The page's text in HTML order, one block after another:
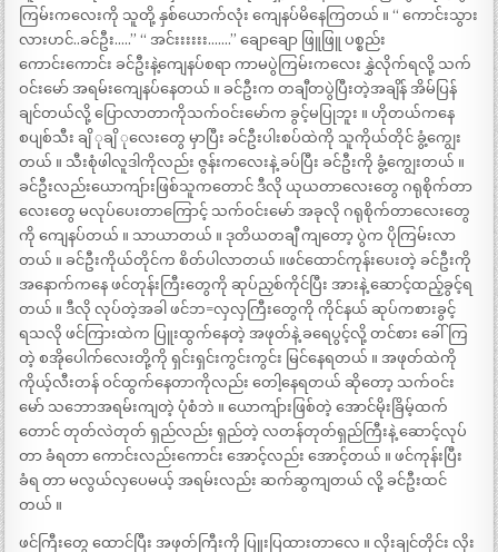
ကြမ်းကလေးကို သူတို့ နှစ်ယောက်လုံး ကျေနပ်မိနေကြတယ် ။ “ ကောင်းသွား
လားဟင်..ခင်ဦး…..” “ အင်းးးးးး…….” ချောချော ဖြူဖြူ ပစ္စည်း
ကောင်းကောင်း ခင်ဦးနဲ့ကျေနပ်စရာ ကာမပွဲကြမ်းကလေး နွှဲလိုက်ရလို့ သက်
ဝင်းမော် အရမ်းကျေနပ်နေတယ် ။ ခင်ဦးက တချီတပွဲပြီးတဲ့အချိန် အိမ်ပြန်
ချင်တယ်လို့ ပြောလာတာကိုသက်ဝင်းမော်က ခွင့်မပြုဘူး ။ ဟိုတယ်ကနေ
စပျစ်သီး ချိ ုချိ ုလေးတွေ မှာပြီး ခင်ဦးပါးစပ်ထဲကို သူကိုယ်တိုင် ခွံ့ကျွေး
တယ် ။ သီးစုံဖါလူဒါကိုလည်း ဇွန်းကလေးနဲ့ ခပ်ပြီး ခင်ဦးကို ခွံ့ကျွေးတယ် ။
ခင်ဦးလည်းယောကျ်ားဖြစ်သူကတောင် ဒီလို ယုယတာလေးတွေ ဂရုစိုက်တာ
လေးတွေ မလုပ်ပေးတာကြောင့် သက်ဝင်းမော် အခုလို ဂရုစိုက်တာလေးတွေ
ကို ကျေနပ်တယ် ။ သာယာတယ် ။ ဒုတိယတချီ ကျတော့ ပွဲက ပိုကြမ်းလာ
တယ် ။ ခင်ဦးကိုယ်တိုင်က စိတ်ပါလာတယ် ။ဖင်ထောင်ကုန်းပေးတဲ့ ခင်ဦးကို
အနောက်ကနေ ဖင်တုန်းကြီးတွေကို ဆုပ်ညှစ်ကိုင်ပြီး အားနဲ့ ဆောင့်ထည့်ခွင့်ရ
တယ် ။ ဒီလို လုပ်တဲ့အခါ ဖင်ဘ=လှလှကြီးတွေကို ကိုင်နယ် ဆုပ်ကစားခွင့်
ရသလို ဖင်ကြားထဲက ပြူးထွက်နေတဲ့ အဖုတ်နဲ့ ခရေပွင့်လို့ တင်စား ခေါ်ကြ
တဲ့ စအိုပေါက်လေးတို့ကို ရှင်းရှင်းကွင်းကွင်း မြင်နေရတယ် ။ အဖုတ်ထဲကို
ကိုယ့်လီးတန် ဝင်ထွက်နေတာကိုလည်း တေါ့နေရတယ် ဆိုတော့ သက်ဝင်း
မော် သဘောအရမ်းကျတဲ့ ပုံစံဘဲ ။ ယောကျ်ားဖြစ်တဲ့ အောင်မိုးခြိမ့်ထက်
တောင် တုတ်လဲတုတ် ရှည်လည်း ရှည်တဲ့ လတန်တုတ်ရှည်ကြီးနဲ့ ဆောင့်လုပ်
တာ ခံရတာ ကောင်းလည်းကောင်း အောင့်လည်း အောင့်တယ် ။ ဖင်ကုန်းပြီး
ခံရ တာ မလွယ်လှပေမယ့် အရမ်းလည်း ဆက်ဆွကျတယ် လို့ ခင်ဦးထင်
တယ် ။
ဖင်ကြီးတွေ ထောင်ပြီး အဖုတ်ကြီးကို ပြူးပြထားတာလေ ။ လိုးချင်တိုင်း လိုး